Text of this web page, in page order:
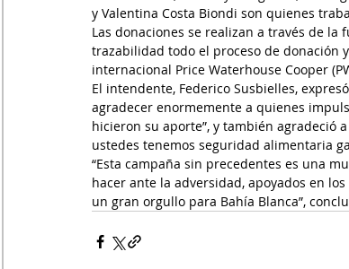
y Valentina Costa Biondi son quienes
Las donaciones se realizan a través de la
trazabilidad todo el proceso de donación
internacional Price Waterhouse Cooper
El intendente, Federico Susbielles,
agradecer enormemente a quienes
hicieron su aporte”, y también agradeció
ustedes tenemos seguridad alimentaria
“Esta campaña sin precedentes es una
hacer ante la adversidad, apoyados en
un gran orgullo para Bahía Blanca”,